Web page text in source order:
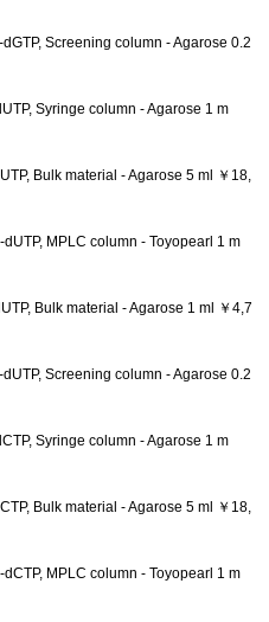
Screening column - Agarose 0.2
Syringe column - Agarose 1 m
Bulk material - Agarose 5 ml ￥18,
MPLC column - Toyopearl 1 m
Bulk material - Agarose 1 ml ￥4,7
Screening column - Agarose 0.2
Syringe column - Agarose 1 m
Bulk material - Agarose 5 ml ￥18,
MPLC column - Toyopearl 1 m